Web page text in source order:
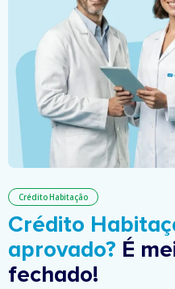
Crédito Habitação
Crédito
aprovado? É
fechado!